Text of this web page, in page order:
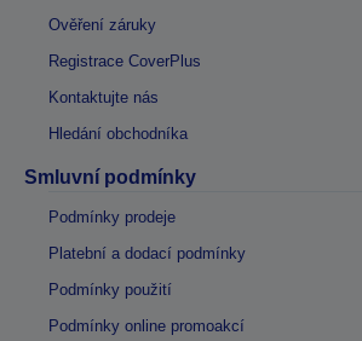
Ověření záruky
Registrace CoverPlus
Kontaktujte nás
Hledání obchodníka
Smluvní podmínky
Podmínky prodeje
Platební a dodací podmínky
Podmínky použití
Podmínky online promoakcí